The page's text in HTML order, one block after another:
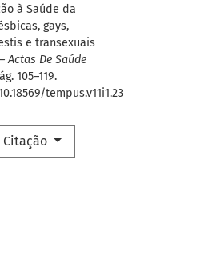
à Saúde da
gays,
e transexuais
Actas De Saúde
105–119.
tempus.v11i1.23
Citação